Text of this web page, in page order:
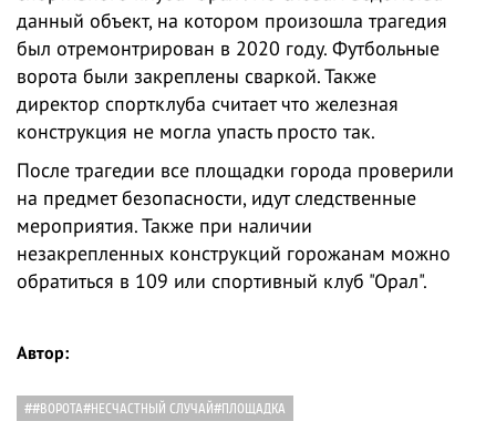
данный объект, на котором произошла трагедия
был отремонтрирован в 2020 году. Футбольные
ворота были закреплены сваркой. Также
директор спортклуба считает что железная
конструкция не могла упасть просто так.
После трагедии все площадки города проверили
на предмет безопасности, идут следственные
мероприятия. Также при наличии
незакрепленных конструкций горожанам можно
обратиться в 109 или спортивный клуб "Орал".
Автор:
##ВОРОТА#НЕСЧАСТНЫЙ СЛУЧАЙ#ПЛОЩАДКА